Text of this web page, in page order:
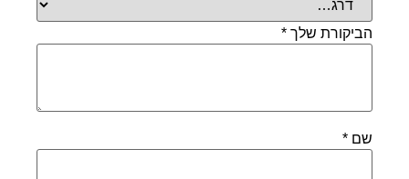
הביקורת שלך *
שם *